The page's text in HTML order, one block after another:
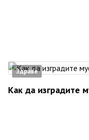
Здраве
Как да изградите